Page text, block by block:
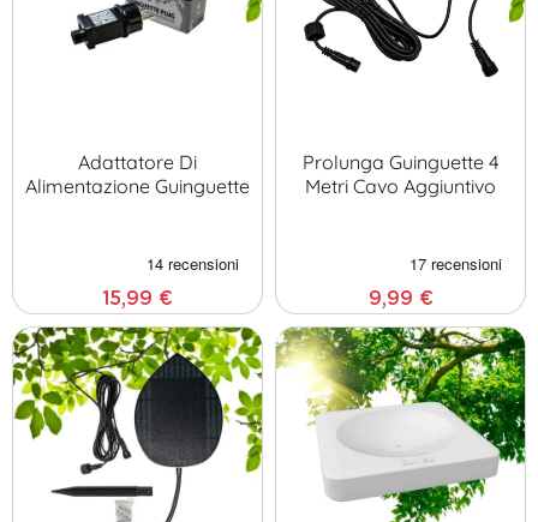
Adattatore Di
Alimentazione Guinguette
15,99 €
Prolunga Guinguette 4
Metri Cavo Aggiuntivo
9,99 €